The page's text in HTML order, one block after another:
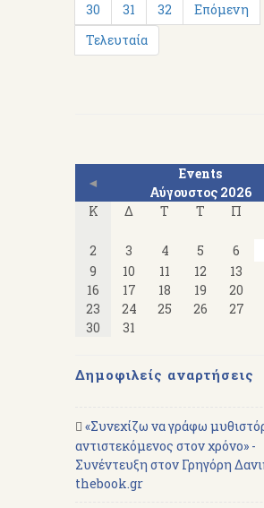
30
31 32
Επόμενη
Τελευταία
◄
Events
Αύγουστος 2026
Κ
Δ Τ Τ Π
2
3 4 5 6
9
10 11 12 13
16
17 18 19 20
23
24 25 26 27
30
31
Δημοφιλείς αναρτήσεις
«Συνεχίζω να γράφω
αντιστεκόμενος στον χρόνο» -
Συνέντευξη στον Γρηγόρη
thebook.gr